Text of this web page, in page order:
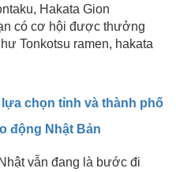
Hakata Gion
có cơ hội được thưởng
Tonkotsu ramen, hakata
lựa chọn tỉnh và thành phố
động Nhật Bản
vẫn đang là bước đi